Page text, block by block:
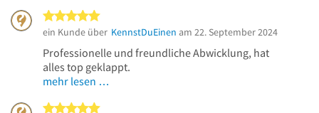
ein Kunde über KennstDuEinen am 22. September 2024
Professionelle und freundliche Abwicklung, hat
alles top geklappt.
mehr lesen …